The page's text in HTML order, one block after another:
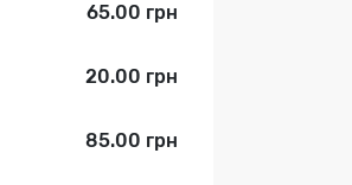
65.00 грн
20.00 грн
85.00 грн